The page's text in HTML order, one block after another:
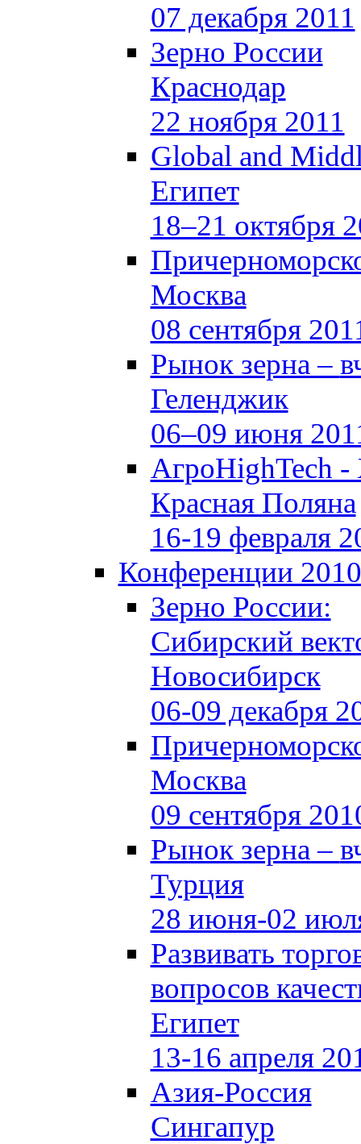
07 декабря 2011
Зерно России
Краснодар
22 ноября 2011
Global and
Египет
18–21 октября
Москва
08 сентября
Рынок зерна –
Геленджик
06–09 июня
АгроHighTech
Красная Поляна
16-19 февраля
Конференции 2010
Зерно России:
Сибирский
Новосибирск
06-09 декабря
Москва
09 сентября
Рынок зерна –
Турция
28 июня-02
Развивать
вопросов
Египет
13-16 апреля
Азия-Россия
Сингапур